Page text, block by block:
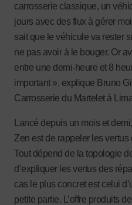
carrosserie classique, un
jours avec des flux à gérer
sait que le véhicule va rester
ne pas avoir à le bouger. Or
entre une demi-heure et 8
important », explique Bruno
Carrosserie du Martelet à
Lancé depuis un mois et
Zen est de rappeler les
Tout dépend de la topologie
d’expliquer les vertus des
cas le plus concret est celui
petite partie. L’offre produits